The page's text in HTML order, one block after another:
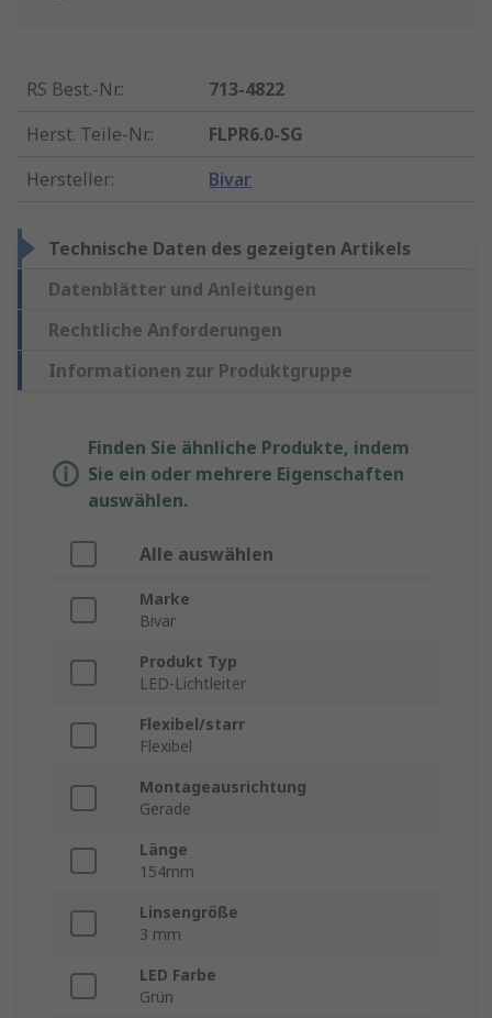
RS Best.-Nr.:
713-4822
Herst. Teile-Nr.:
FLPR6.0-SG
Hersteller: Bivar
Technische Daten des gezeigten Artikels
Datenblätter und Anleitungen
Rechtliche Anforderungen
Informationen zur Produktgruppe
Finden Sie ähnliche Produkte, indem
Sie ein oder mehrere Eigenschaften
auswählen.
Alle auswählen
Marke
Bivar
Produkt Typ
LED-Lichtleiter
Flexibel/starr
Flexibel
Montageausrichtung
Gerade
Länge
154mm
Linsengröße
3 mm
LED Farbe
Grün